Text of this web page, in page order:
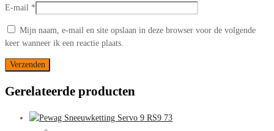
E-mail *
Mijn naam, e-mail en site opslaan in deze browser voor de volgende
keer wanneer ik een reactie plaats.
Gerelateerde producten